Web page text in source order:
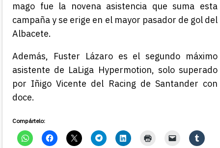
mago fue la novena asistencia que suma esta
campaña y se erige en el mayor pasador de gol del
Albacete.
Además, Fuster Lázaro es el segundo máximo
asistente de LaLiga Hypermotion, solo superado
por Iñigo Vicente del Racing de Santander con
doce.
Compártelo: